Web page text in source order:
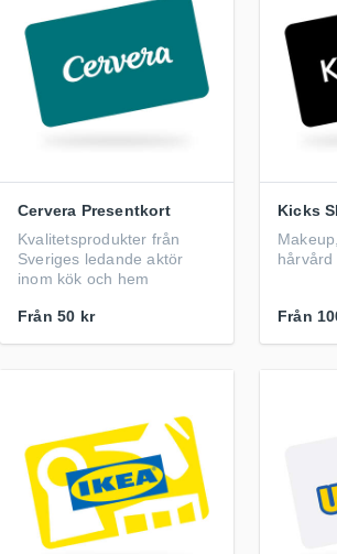
Cervera Presentkort
Kvalitetsprodukter från
Sveriges ledande aktör
inom kök och hem
Från 50 kr
Kicks
hårvård
Från